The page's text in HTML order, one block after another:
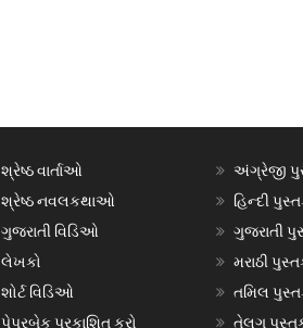
શ્રેષ્ઠ વાર્તાઓ
શ્રેષ્ઠ નવલકથાઓ
ગુજરાતી વિડિઓ
લેખકો
શોર્ટ વિડિઓ
પેપરબેક પ્રકાશિત કરો
અંગ્રેજી
હિન્દી
ગુજરાતી
મરાઠી
તમિલ
તેલુગુ